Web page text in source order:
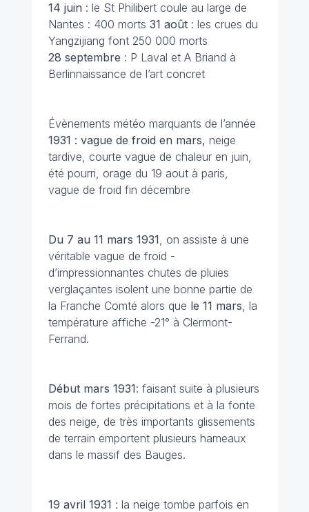
14 juin : le St Philibert coule au large de
Nantes : 400 morts 31 août : les crues du
Yangzijiang font 250 000 morts
28 septembre : P Laval et A Briand à
Berlinnaissance de l’art concret
Évènements météo marquants de l’année
1931 : vague de froid en mars, neige
tardive, courte vague de chaleur en juin,
été pourri, orage du 19 aout à paris,
vague de froid fin décembre
Du 7 au 11 mars 1931, on assiste à une
véritable vague de froid -
d’impressionnantes chutes de pluies
verglaçantes isolent une bonne partie de
la Franche Comté alors que le 11 mars, la
température affiche -21° à Clermont-
Ferrand.
Début mars 1931: faisant suite à plusieurs
mois de fortes précipitations et à la fonte
des neige, de très importants glissements
de terrain emportent plusieurs hameaux
dans le massif des Bauges.
19 avril 1931 : la neige tombe parfois en